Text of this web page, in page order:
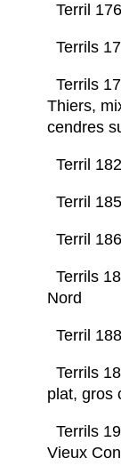
Terril
Terrils
Terrils
Thiers,
cendres
Terril
Terril
Terril
Terrils
Nord
Terril
Terrils
plat, gros
Terrils
Vieux